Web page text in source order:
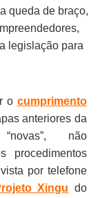
queda de braço,
legislação para
o cumprimento
anteriores da
não
procedimentos
por telefone
Xingu do